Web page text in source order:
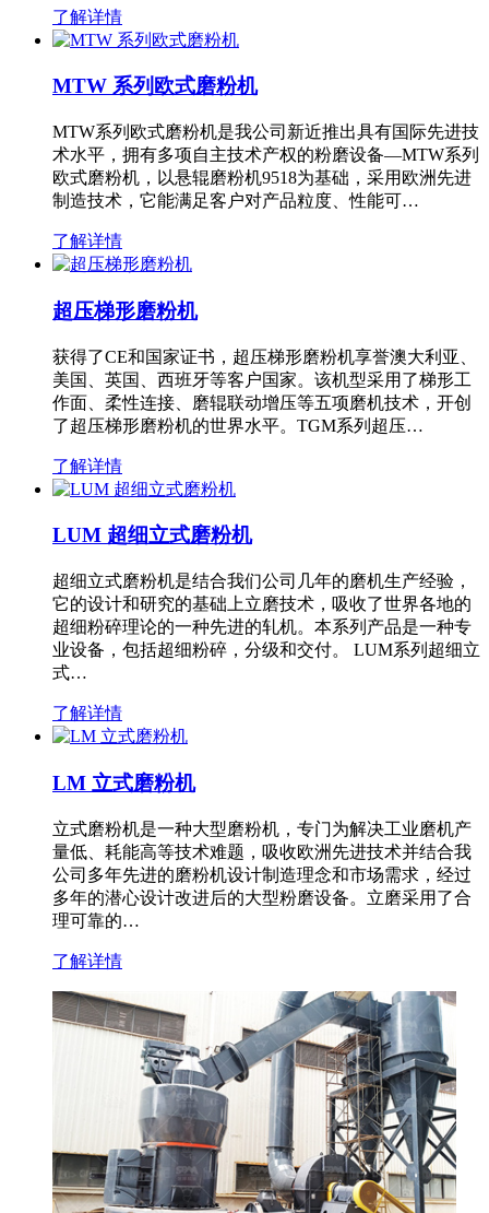
了解详情
MTW 系列欧式磨粉机
MTW系列欧式磨粉机是我公司新近推出具有国际先进技
术水平，拥有多项自主技术产权的粉磨设备—MTW系列
欧式磨粉机，以悬辊磨粉机9518为基础，采用欧洲先进
制造技术，它能满足客户对产品粒度、性能可…
了解详情
超压梯形磨粉机
获得了CE和国家证书，超压梯形磨粉机享誉澳大利亚、
美国、英国、西班牙等客户国家。该机型采用了梯形工
作面、柔性连接、磨辊联动增压等五项磨机技术，开创
了超压梯形磨粉机的世界水平。TGM系列超压…
了解详情
LUM 超细立式磨粉机
超细立式磨粉机是结合我们公司几年的磨机生产经验，
它的设计和研究的基础上立磨技术，吸收了世界各地的
超细粉碎理论的一种先进的轧机。本系列产品是一种专
业设备，包括超细粉碎，分级和交付。 LUM系列超细立
式…
了解详情
LM 立式磨粉机
立式磨粉机是一种大型磨粉机，专门为解决工业磨机产
量低、耗能高等技术难题，吸收欧洲先进技术并结合我
公司多年先进的磨粉机设计制造理念和市场需求，经过
多年的潜心设计改进后的大型粉磨设备。立磨采用了合
理可靠的…
了解详情